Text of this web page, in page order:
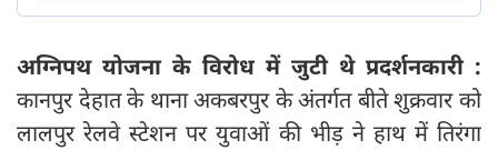
अग्निपथ योजना के विरोध में जुटी थे प्रदर्शनकारी :
कानपुर देहात के थाना अकबरपुर के अंतर्गत बीते शुक्रवार को
लालपुर रेलवे स्टेशन पर युवाओं की भीड़ ने हाथ में तिरंगा